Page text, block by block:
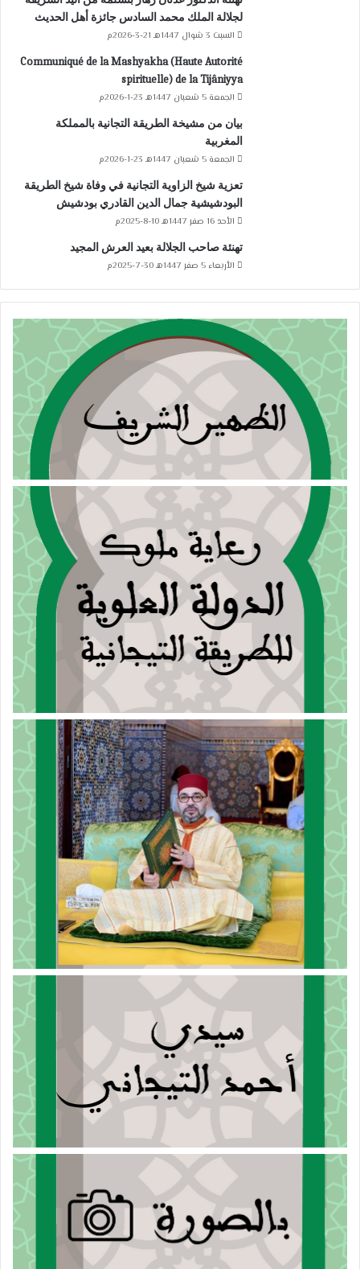
لجلالة الملك محمد السادس جائزة أهل الحديث
السبت 3 شوال 1447هـ 21-3-2026م
Communiqué de la Mashyakha (Haute Autorité
spirituelle) de la Tijâniyya
الجمعة 5 شعبان 1447هـ 23-1-2026م
بيان من مشيخة الطريقة التجانية بالمملكة
المغربية
الجمعة 5 شعبان 1447هـ 23-1-2026م
تعزية شيخ الزاوية التجانية في وفاة شيخ الطريقة
البودشيشية جمال الدين القادري بودشيش
الأحد 16 صفر 1447هـ 10-8-2025م
تهنئة صاحب الجلالة بعيد العرش المجيد
الأربعاء 5 صفر 1447هـ 30-7-2025م